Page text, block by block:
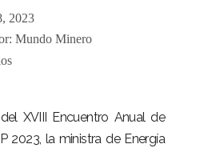
2023
Mundo Minero
XVIII Encuentro Anual de
2023, la ministra de Energía